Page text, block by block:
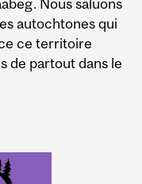
Nous saluons
autochtones qui
ce territoire
de partout dans le